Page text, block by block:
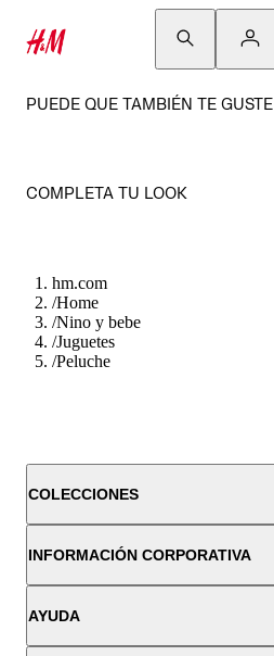
PUEDE QUE TAMBIÉN TE GUSTE
COMPLETA TU LOOK
hm.com
/Home
/Nino y bebe
/Juguetes
/Peluche
COLECCIONES
INFORMACIÓN CORPORATIVA
AYUDA